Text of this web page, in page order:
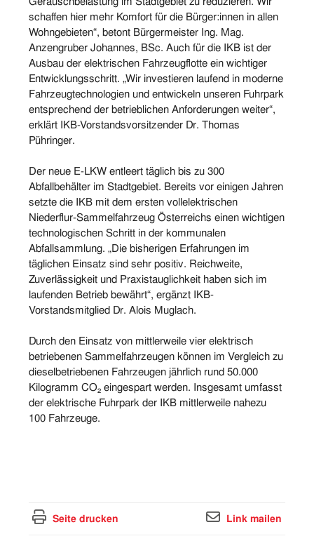
schaffen hier mehr Komfort für die Bürger:innen in allen
Wohngebieten“, betont Bürgermeister Ing. Mag.
Anzengruber Johannes, BSc. Auch für die IKB ist der
Ausbau der elektrischen Fahrzeugflotte ein wichtiger
Entwicklungsschritt. „Wir investieren laufend in moderne
Fahrzeugtechnologien und entwickeln unseren Fuhrpark
entsprechend der betrieblichen Anforderungen weiter“,
erklärt IKB-Vorstandsvorsitzender Dr. Thomas
Pühringer.
Der neue E-LKW entleert täglich bis zu 300
Abfallbehälter im Stadtgebiet. Bereits vor einigen Jahren
setzte die IKB mit dem ersten vollelektrischen
Niederflur-Sammelfahrzeug Österreichs einen wichtigen
technologischen Schritt in der kommunalen
Abfallsammlung. „Die bisherigen Erfahrungen im
täglichen Einsatz sind sehr positiv. Reichweite,
Zuverlässigkeit und Praxistauglichkeit haben sich im
laufenden Betrieb bewährt“, ergänzt IKB-
Vorstandsmitglied Dr. Alois Muglach.
Durch den Einsatz von mittlerweile vier elektrisch
betriebenen Sammelfahrzeugen können im Vergleich zu
dieselbetriebenen Fahrzeugen jährlich rund 50.000
Kilogramm CO₂ eingespart werden. Insgesamt umfasst
der elektrische Fuhrpark der IKB mittlerweile nahezu
100 Fahrzeuge.
Seite drucken Link mailen